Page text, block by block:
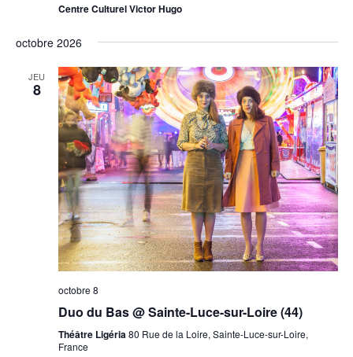
Centre Culturel Victor Hugo
octobre 2026
JEU
8
octobre 8
Duo du Bas @ Sainte-Luce-sur-Loire (44)
Théâtre Ligéria80 Rue de la Loire, Sainte-Luce-sur-Loire,
France